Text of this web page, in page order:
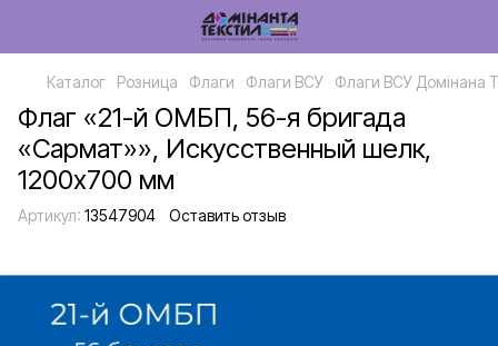
Каталог Розница Флаги Флаги ВСУ Флаги ВСУ Домінана
Флаг «21-й ОМБП, 56-я бригада
«Сармат»», Искусственный шелк,
1200х700 мм
Артикул: 13547904 Оставить отзыв